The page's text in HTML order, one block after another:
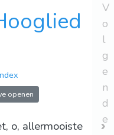
openen
o, allermooiste
V
o
l
g
e
n
d
e